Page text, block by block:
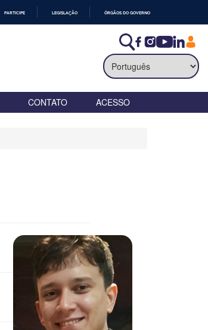
PARTICIPE LEGISLAÇÃO ÓRGÃOS DO GOVERNO
CONTATO ACESSO